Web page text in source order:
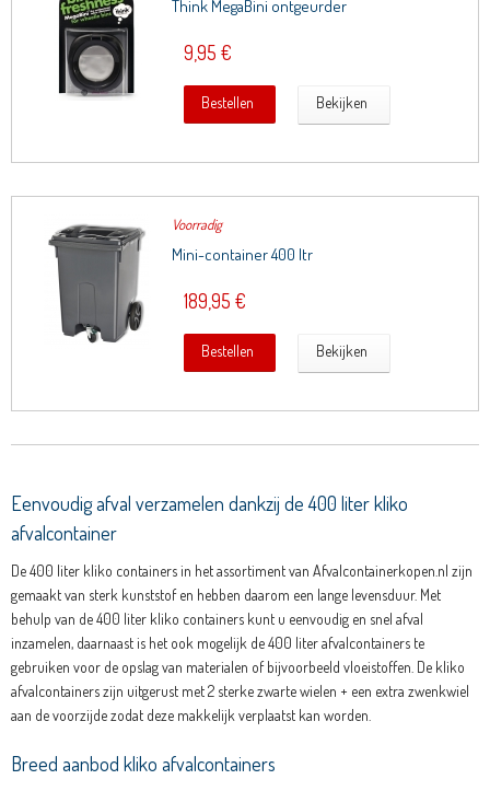
Think MegaBini ontgeurder
9,95 €
Bestellen Bekijken
Voorradig
Mini-container 400 ltr
189,95 €
Bestellen Bekijken
Eenvoudig afval verzamelen dankzij de 400 liter kliko
afvalcontainer
De 400 liter kliko containers in het assortiment van Afvalcontainerkopen.nl zijn
gemaakt van sterk kunststof en hebben daarom een lange levensduur. Met
behulp van de 400 liter kliko containers kunt u eenvoudig en snel afval
inzamelen, daarnaast is het ook mogelijk de 400 liter afvalcontainers te
gebruiken voor de opslag van materialen of bijvoorbeeld vloeistoffen. De kliko
afvalcontainers zijn uitgerust met 2 sterke zwarte wielen + een extra zwenkwiel
aan de voorzijde zodat deze makkelijk verplaatst kan worden.
Breed aanbod kliko afvalcontainers